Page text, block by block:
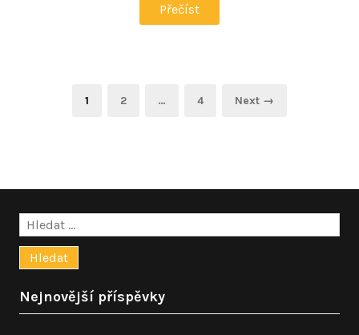
Přečíst
Stránkování
Page
1 Page
2 … Page
4 Next →
Vyhledávání
Nejnovější příspěvky